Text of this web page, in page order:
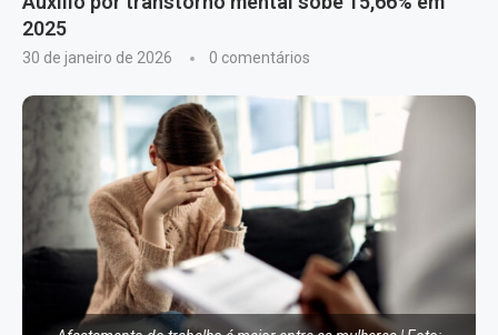
2025
30 de janeiro de 2026 0 comentários